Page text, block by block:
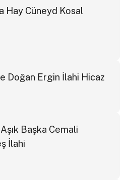
Hay Cüneyd Kosal
Doğan Ergin İlahi Hicaz
Başka Cemali
İlahi